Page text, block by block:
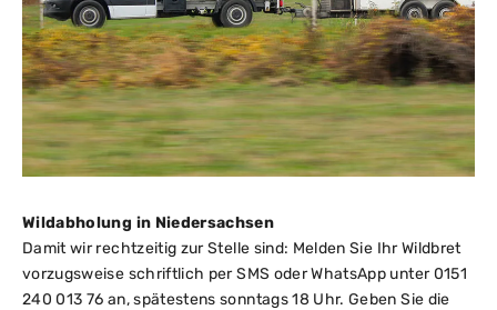
Wildabholung in Niedersachsen
Damit wir rechtzeitig zur Stelle sind: Melden Sie Ihr Wildbret
vorzugsweise schriftlich per SMS oder WhatsApp unter 0151
240 013 76 an, spätestens sonntags 18 Uhr. Geben Sie die